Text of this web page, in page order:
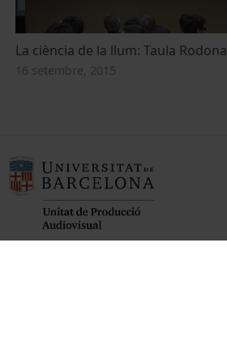
La ciència de la llum: Taula Rodona
16 setembre, 2015